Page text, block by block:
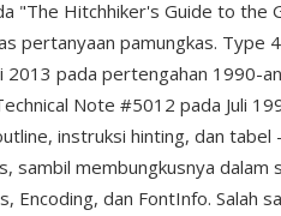
"The Hitchhiker's Guide to the
pertanyaan pamungkas. Type
pada pertengahan 1990-
Note #5012 pada Juli
instruksi hinting, dan
sambil membungkusnya
Encoding, dan FontInfo. Salah